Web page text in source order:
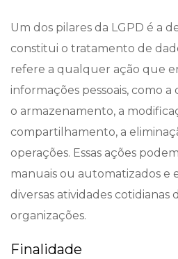
Um dos pilares da LGPD é a
constitui o tratamento de
refere a qualquer ação que
informações pessoais, como
o armazenamento, a
compartilhamento, a
operações. Essas ações
manuais ou automatizados e
diversas atividades cotidianas
organizações.
Finalidade